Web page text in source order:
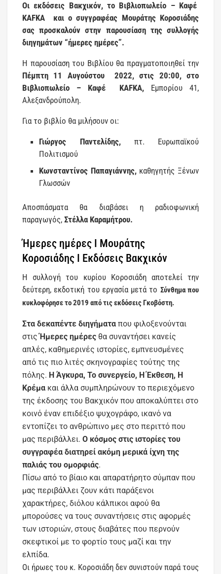
Οι εκδόσεις Βακχικόν, το Βιβλιοπωλείο – Καφέ
ΚΑFΚΑ και o συγγραφέας Μουράτης Κοροσιάδης
σας προσκαλούν στην παρουσίαση της συλλογής
διηγημάτων “ήμερες ημέρες”.
Η παρουσίαση του Βιβλίου θα πραγματοποιηθεί την
Πέμπτη 11 Αυγούστου 2022, στις 20:00, στο
Βιβλιοπωλείο – Καφέ ΚΑFΚΑ, Εμπορίου 41,
Αλεξανδρούπολη.
Για το βιβλίο θα μιλήσουν οι:
Γιώργος Παντελίδης,πτ. Ευρωπαϊκού
Πολιτισμού
Κωνσταντίνος Παπαγιάννης,καθηγητής Ξένων
Γλωσσών
Αποσπάσματα θα διαβάσει η ραδιοφωνική
παραγωγός, Στέλλα Καραμήτρου.
Ήμερες ημέρες Ι Μουράτης
Κοροσιάδης Ι Εκδόσεις Βακχικόν
Η συλλογή του κυρίου Κοροσιάδη αποτελεί την
δεύτερη, εκδοτική του εργασία μετά το Σύνθημα που
κυκλοφόρησε το 2019 από τις εκδόσεις Γκοβόστη.
Στα δεκαπέντε διηγήματα που φιλοξενούνται
στις Ήμερες ημέρες θα συναντήσει κανείς
απλές, καθημερινές ιστορίες, εμπνευσμένες
από τις πιο λιτές σκηνογραφίες τούτης της
πόλης. Η Άγκυρα, Το συνεργείο, Η Έκθεση, Η
Κρέμα και άλλα συμπληρώνουν το περιεχόμενο
της έκδοσης του Βακχικόν που αποκαλύπτει στο
κοινό έναν επιδέξιο ψυχογράφο, ικανό να
εντοπίζει το ανθρώπινο μες στο περιττό που
μας περιβάλλει. Ο κόσμος στις ιστορίες του
συγγραφέα διατηρεί ακόμη μερικά ίχνη της
παλιάς του ομορφιάς.
Πίσω από το βίαιο και απαρατήρητο σύμπαν που
μας περιβάλλει ζουν κάτι παράξενοι
χαρακτήρες, διόλου κάλπικοι αφού θα
μπορούσες να τους συναντήσεις στις αφορμές
των ιστοριών, στους διαβάτες που περνούν
σκεφτικοί με το φορτίο τους μαζί και την
ελπίδα.
Οι ήρωες του κ. Κοροσιάδη δεν συνιστούν παρά τους